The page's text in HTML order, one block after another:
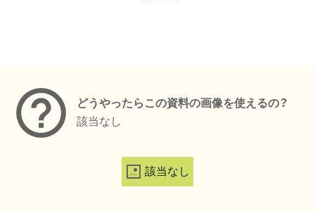
どうやったらこの資料の画像を使えるの？
該当なし
該当なし